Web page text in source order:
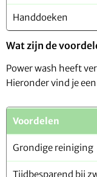
Handdoeken
Wat zijn de
Power wash heeft
Hieronder vind je
Voordelen
Grondige reiniging
Tijdbesparend bij